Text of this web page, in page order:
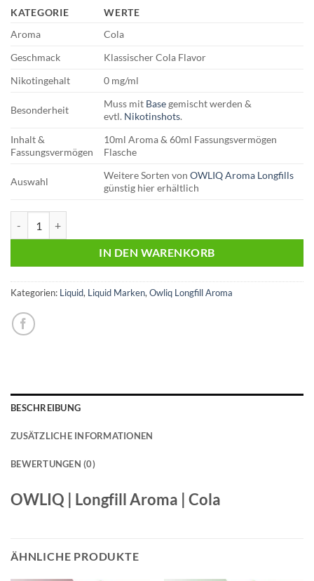
KATEGORIE
WERTE
Aroma
Cola
Geschmack
Klassischer Cola Flavor
Nikotingehalt
0 mg/ml
Besonderheit
Muss mit Basegemischt werden &
evtl. Nikotinshots.
Inhalt &
Fassungsvermögen
10ml Aroma & 60ml Fassungsvermögen
Flasche
Auswahl
Weitere Sorten vonOWLIQ Aroma Longfills
günstig hier erhältlich
IN DEN WARENKORB
Kategorien: Liquid, Liquid Marken, Owliq Longfill Aroma
BESCHREIBUNG
ZUSÄTZLICHE INFORMATIONEN
BEWERTUNGEN (0)
OWLIQ | Longfill Aroma | Cola
ÄHNLICHE PRODUKTE